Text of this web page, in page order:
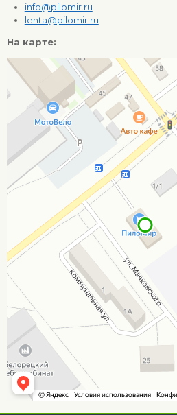
info@pilomir.ru
lenta@pilomir.ru
На карте: